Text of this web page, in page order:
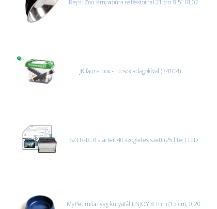
Repti Zoo lámpabúra reflektorral 21 cm 8,5" RL02
JK fauna box - tücsök adagolóval (34104)
SZER-BER starter 40 szögletes szett (25 liter) LED
MyPet műanyag kutyatál ENJOY 8 mini (13 cm, 0,20